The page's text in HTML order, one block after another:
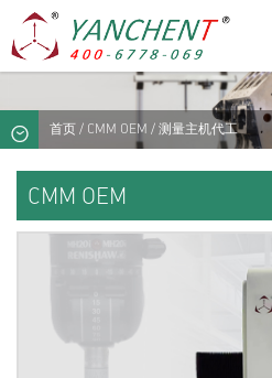
首页 / CMM OEM / 测量主机代工
CMM OEM